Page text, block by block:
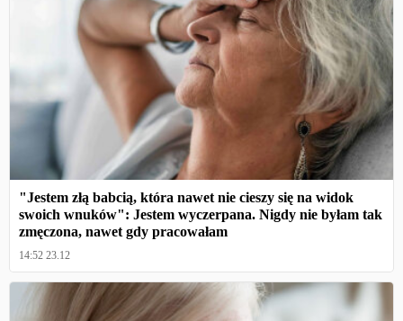
"Jestem złą babcią, która nawet nie cieszy się na widok
swoich wnuków": Jestem wyczerpana. Nigdy nie byłam tak
zmęczona, nawet gdy pracowałam
14:52 23.12